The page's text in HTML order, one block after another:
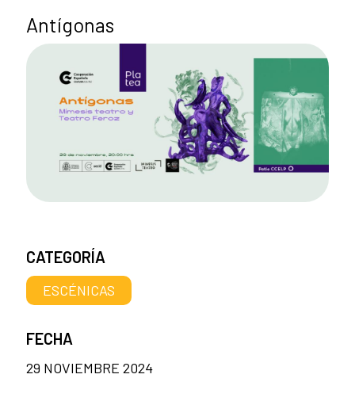
Antígonas
CATEGORÍA
ESCÉNICAS
FECHA
29 NOVIEMBRE 2024